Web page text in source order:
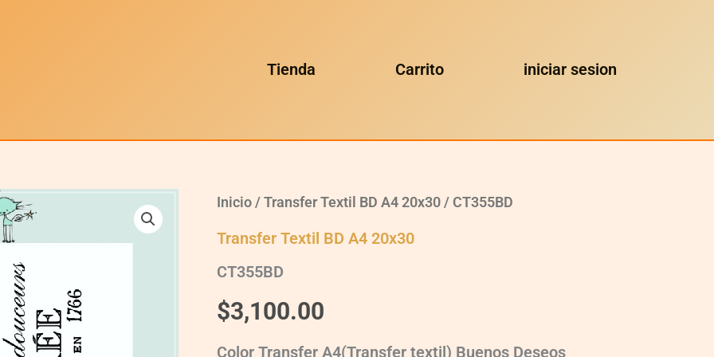
Tienda Carrito iniciar sesion
Inicio/Transfer Textil BD A4 20x30/ CT355BD
Transfer Textil BD A4 20x30
CT355BD
$3,100.00
Color Transfer A4(Transfer textil) Buenos Deseos
CT355BD
quantity